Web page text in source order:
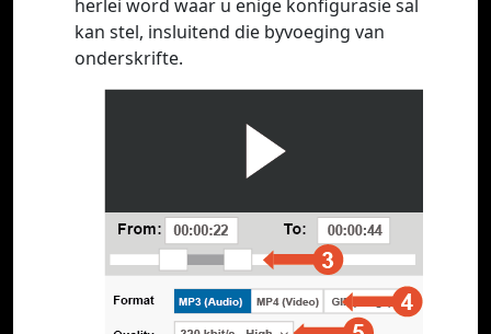
herlei word waar u enige konfigurasie sal
kan stel, insluitend die byvoeging van
onderskrifte.